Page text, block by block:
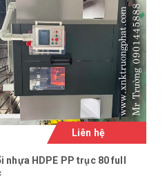
Liên hệ
nhựa HDPE PP trục 80 full